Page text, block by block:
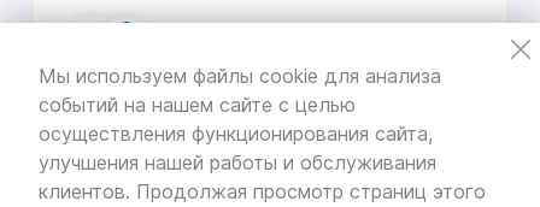
Мы используем файлы cookie для анализа
событий на нашем сайте с целью
осуществления функционирования сайта,
улучшения нашей работы и обслуживания
клиентов. Продолжая просмотр страниц этого
VOLLO Кунцево
г. Москва, МКАД 55-й километр, строение 31
павильон 5
Пн-Вс с 9:00 до 19:00